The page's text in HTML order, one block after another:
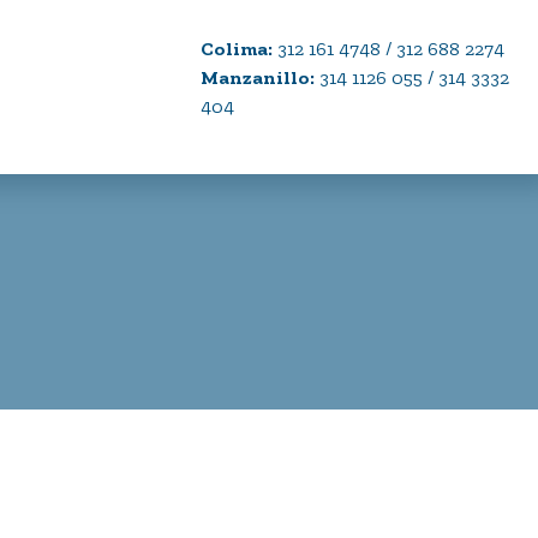
Colima: 312 161 4748 / 312 688 2274
Manzanillo: 314 1126 055 / 314 3332
404